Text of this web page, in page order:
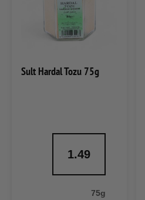
Sult Hardal Tozu 75g
1.49
75g